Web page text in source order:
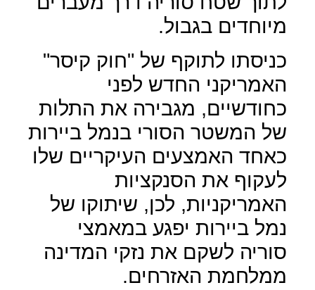
מיוחדים בגבול.
כניסתו לתוקף של "חוק קיסר"
האמריקני החדש לפני
כחודשיים, מגבירה את התלות
של המשטר הסורי בנמל ביירות
כאחד האמצעים העיקריים שלו
לעקוף את הסנקציות
האמריקניות, לכן, שיתוקו של
נמל ביירות יפגע במאמצי
סוריה לשקם את נזקי המדינה
ממלחמת האזרחים.